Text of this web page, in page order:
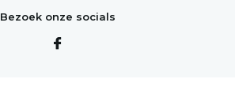
Bezoek onze socials